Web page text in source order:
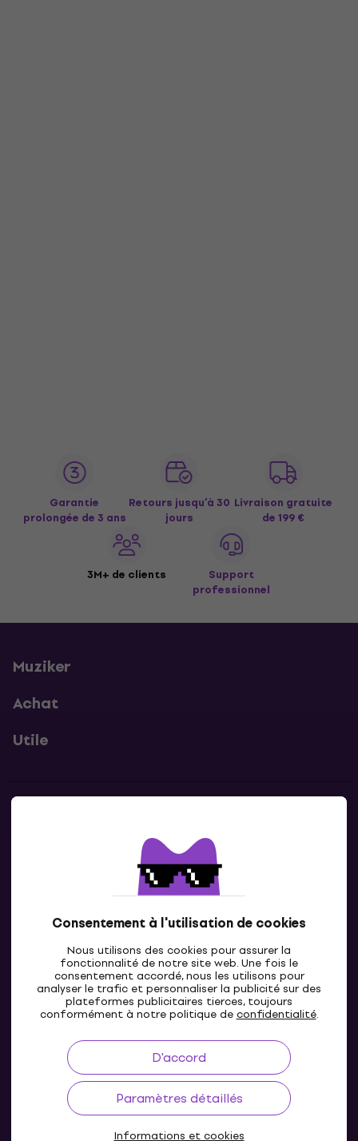
Consentement à l'utilisation de cookies
Nous utilisons des cookies pour assurer la
fonctionnalité de notre site web. Une fois le
consentement accordé, nous les utilisons pour
analyser le trafic et personnaliser la publicité sur des
plateformes publicitaires tierces, toujours
conformément à notre politique deconfidentialité.
D'accord
Paramètres détaillés
Informations et cookies
Garantie
prolongée de 3 ans
Retours jusqu’à 30
jours
Livraison gratuite
de 199 €
3M+ de clients
Support
professionnel
Muziker
Achat
Utile
Contacte nous
LU